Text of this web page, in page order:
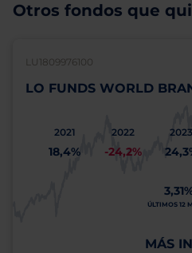
Otros fondos que
LU1809976100
LO FUNDS WORLD
2021
18,4%
2022
-24,2%
2023
ÚLTIMOS 12
MÁS